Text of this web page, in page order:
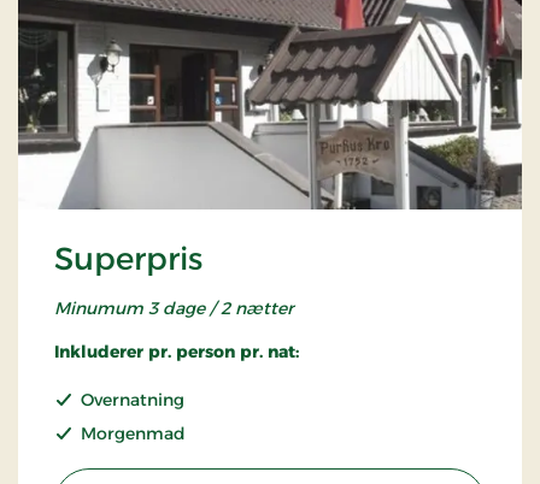
Superpris
Minumum 3 dage / 2 nætter
Inkluderer pr. person pr. nat:
Overnatning
Morgenmad